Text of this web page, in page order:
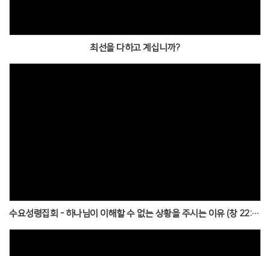
최선을 다하고 계십니까?
수요성령집회 - 하나님이 이해할 수 없는 상황을 주시는 이유 (창 22:1~14)